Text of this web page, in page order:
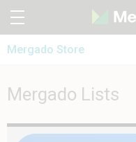
Mergado Store
Mergado Lists
CZ
HU
Mergado Audyt
Mergado Lists